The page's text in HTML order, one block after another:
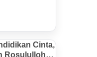
Cinta,
Rosululloh